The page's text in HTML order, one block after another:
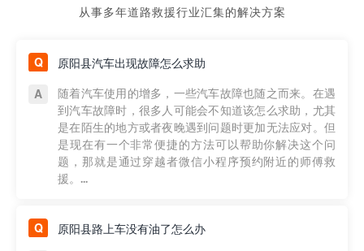
从事多年道路救援行业汇集的解决方案
原阳县汽车出现故障怎么求助
随着汽车使用的增多，一些汽车故障也随之而来。在遇
到汽车故障时，很多人可能会不知道该怎么求助，尤其
是在陌生的地方或者夜晚遇到问题时更加无法应对。但
是现在有一个非常便捷的方法可以帮助你解决这个问
题，那就是通过穿越者微信小程序预约附近的师傅救
援。...
原阳县路上车没有油了怎么办